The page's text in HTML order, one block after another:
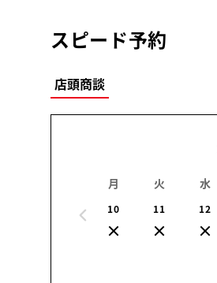
スピード予約
店頭商談
月
10
火
11
水
12